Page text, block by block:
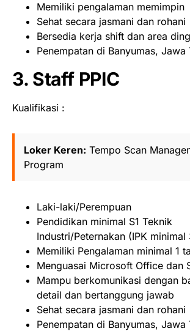
Memiliki pengalaman memimpin
Sehat secara jasmani dan rohani
Bersedia kerja shift dan area
Penempatan di Banyumas, Jawa
3. Staff PPIC
Kualifikasi :
Loker Keren: Tempo Scan
Program
Laki-laki/Perempuan
Pendidikan minimal S1 Teknik
Industri/Peternakan (IPK minimal
Memiliki Pengalaman minimal 1
Menguasai Microsoft Office dan
Mampu berkomunikasi dengan
detail dan bertanggung jawab
Sehat secara jasmani dan rohani
Penempatan di Banyumas, Jawa